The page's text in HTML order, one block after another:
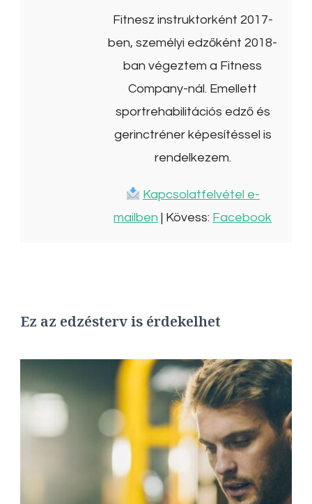
Fitnesz instruktorként 2017-
ben, személyi edzőként 2018-
ban végeztem a Fitness
Company-nál. Emellett
sportrehabilitációs edző és
gerinctréner képesítéssel is
rendelkezem.
Kapcsolatfelvétel e-
mailben | Kövess: Facebook
Ez az edzésterv is érdekelhet